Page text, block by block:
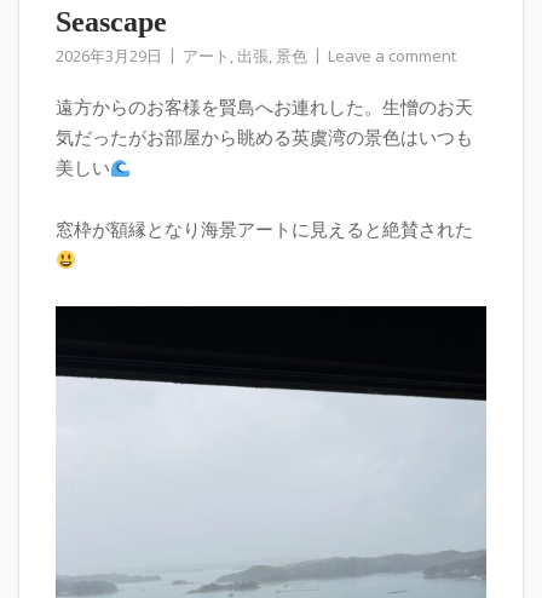
Seascape
2026年3月29日 アート , 出張,景色 Leave a comment
遠方からのお客様を賢島へお連れした。生憎のお天
気だったがお部屋から眺める英虞湾の景色はいつも
美しい
窓枠が額縁となり海景アートに見えると絶賛された